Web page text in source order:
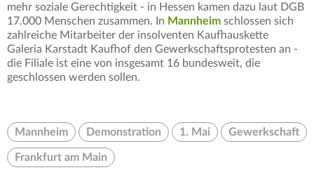
mehr soziale Gerechtigkeit - in Hessen kamen dazu laut DGB
17.000 Menschen zusammen. In Mannheim schlossen sich
zahlreiche Mitarbeiter der insolventen Kaufhauskette
Galeria Karstadt Kaufhof den Gewerkschaftsprotesten an -
die Filiale ist eine von insgesamt 16 bundesweit, die
geschlossen werden sollen.
Mannheim Demonstration 1. Mai Gewerkschaft
Frankfurt am Main